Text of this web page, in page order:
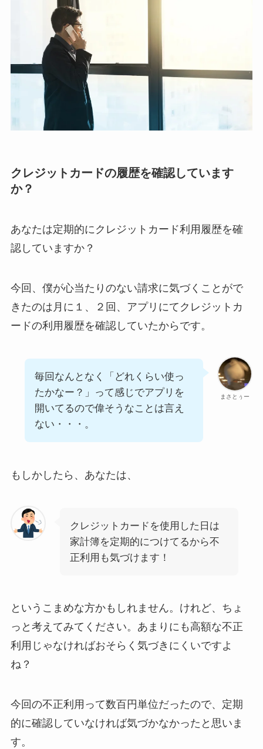
クレジットカードの履歴を確認しています
か？
あなたは定期的にクレジットカード利用履歴を確
認していますか？
今回、僕が心当たりのない請求に気づくことがで
きたのは月に１、２回、アプリにてクレジットカ
ードの利用履歴を確認していたからです。
まさとぅー
毎回なんとなく「どれくらい使っ
たかなー？」って感じでアプリを
開いてるので偉そうなことは言え
ない・・・。
もしかしたら、あなたは、
クレジットカードを使用した日は
家計簿を定期的につけてるから不
正利用も気づけます！
というこまめな方かもしれません。けれど、ちょ
っと考えてみてください。あまりにも高額な不正
利用じゃなければおそらく気づきにくいですよ
ね？
今回の不正利用って数百円単位だったので、定期
的に確認していなければ気づかなかったと思いま
す。